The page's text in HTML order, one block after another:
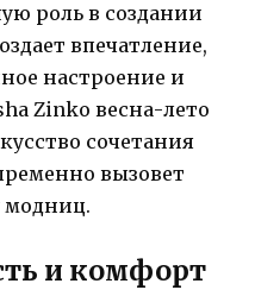
роль в создании
впечатление,
настроение и
Zinko весна-лето
сочетания
вызовет
модниц.
и комфорт